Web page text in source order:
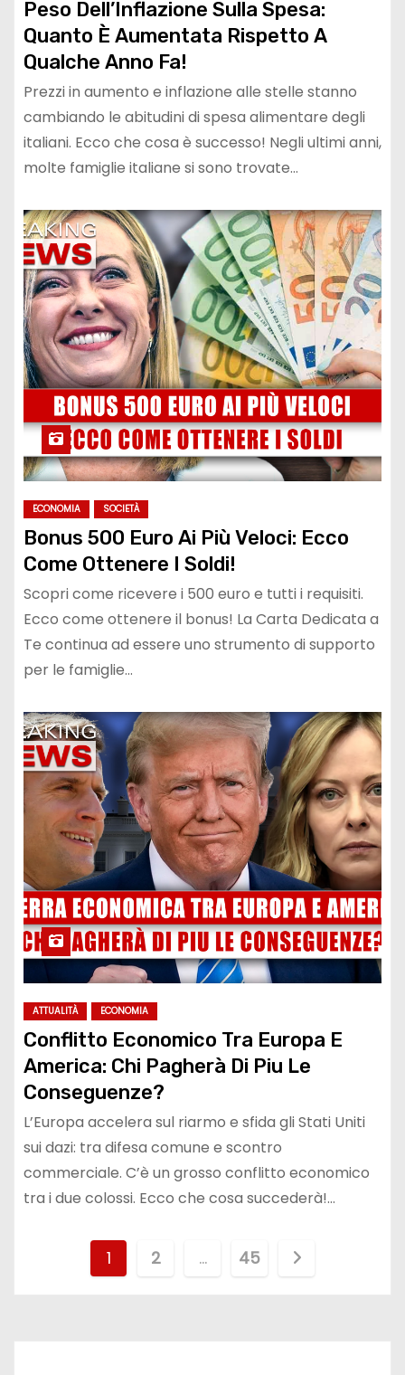
Peso Dell’Inflazione Sulla Spesa:
Quanto È Aumentata Rispetto A
Qualche Anno Fa!
Prezzi in aumento e inflazione alle stelle stanno
cambiando le abitudini di spesa alimentare degli
italiani. Ecco che cosa è successo! Negli ultimi anni,
molte famiglie italiane si sono trovate…
ECONOMIA SOCIETÀ
Bonus 500 Euro Ai Più Veloci: Ecco
Come Ottenere I Soldi!
Scopri come ricevere i 500 euro e tutti i requisiti.
Ecco come ottenere il bonus! La Carta Dedicata a
Te continua ad essere uno strumento di supporto
per le famiglie…
ATTUALITÀ ECONOMIA
Conflitto Economico Tra Europa E
America: Chi Pagherà Di Piu Le
Conseguenze?
L’Europa accelera sul riarmo e sfida gli Stati Uniti
sui dazi: tra difesa comune e scontro
commerciale. C’è un grosso conflitto economico
tra i due colossi. Ecco che cosa succederà!…
1 2 … 45